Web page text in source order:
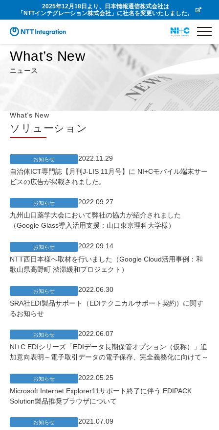
2025年12月18日より、日本情報通信株式会社は
「NTTインテグレーション株式会社」に社名を変更いたしました。
What’s New
ニュース
What’s New
ソリューション
お知らせ
2022.11.29
自治体ICT専門誌【月刊J-LIS 11月号】に NI+Cモバイル端末サー
ビスの広告が掲載されました。
お知らせ
2022.09.27
九州山口薬学大会において弊社の協力が紹介されました
（Google Glass導入活用支援：山口東京理科大学様）
お知らせ
2022.09.14
NTT西日本様へ取材を行いました（Google Cloud活用事例：和
歌山県高野町 渋滞緩和プロジェクト）
お知らせ
2022.06.30
SRA社EDI製品サポート（EDIテクニカルサポート契約）に関す
るお知らせ
お知らせ
2022.06.07
NI+C EDIシリーズ「EDIデータ長期保管オプション（仮称）」追
加意向表明～電子取引データの電子保存、完全義務化に向けて～
お知らせ
2022.05.25
Microsoft Internet Explorer11サポート終了に伴う EDIPACK
Solution製品推奨ブラウザについて
お知らせ
2021.07.09